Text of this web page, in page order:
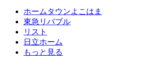
ホームタウンよこはま
東急リバブル
リスト
日立ホーム
もっと見る